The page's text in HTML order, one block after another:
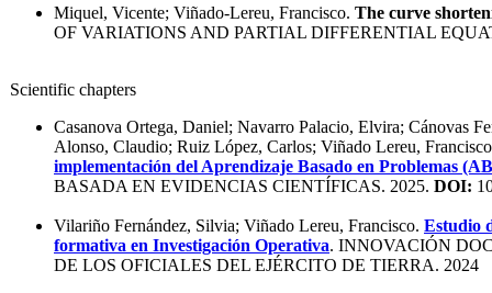
Miquel, Vicente; Viñado-Lereu, Francisco. The curve
OF VARIATIONS AND PARTIAL DIFFERENTIAL
Scientific chapters
Casanova Ortega, Daniel; Navarro Palacio, Elvira; Cánovas
Alonso, Claudio; Ruiz López, Carlos; Viñado Lereu,
implementación del Aprendizaje Basado en Problemas
BASADA EN EVIDENCIAS CIENTÍFICAS. 2025. DOI:
Vilariño Fernández, Silvia; Viñado Lereu, Francisco. Estudio
formativa en Investigación Operativa. INNOVACIÓN
DE LOS OFICIALES DEL EJÉRCITO DE TIERRA. 2024